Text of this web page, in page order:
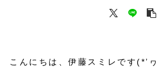
こんにちは、伊藤スミレです(*’